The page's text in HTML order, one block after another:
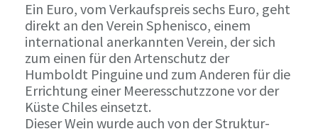
Ein Euro, vom Verkaufspreis sechs Euro, geht
direkt an den Verein Sphenisco, einem
international anerkannten Verein, der sich
zum einen für den Artenschutz der
Humboldt Pinguine und zum Anderen für die
Errichtung einer Meeresschutzzone vor der
Küste Chiles einsetzt.
Dieser Wein wurde auch von der Struktur-